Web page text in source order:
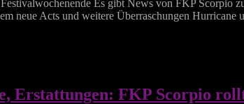
Es gibt News von FKP
neue Acts und weitere Überraschungen
Erstattungen: FKP Scorpio